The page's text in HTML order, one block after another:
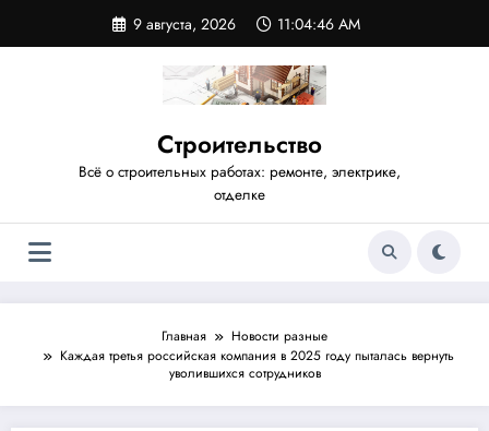
содержимому
9 августа, 2026 11:04:46 AM
Строительство
Всё о строительных работах: ремонте, электрике,
отделке
Главная
Новости разные
Каждая третья российская компания в 2025 году пыталась вернуть
уволившихся сотрудников